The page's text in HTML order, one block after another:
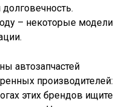
– некоторые модели
автозапчастей
производителей:
этих брендов ищите